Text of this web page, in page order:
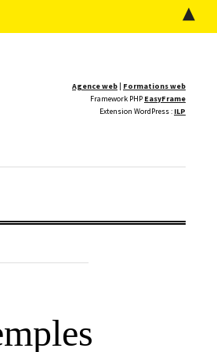
Agence web | Formations web
Framework PHP EasyFrame
Extension WordPress : ILP
▲